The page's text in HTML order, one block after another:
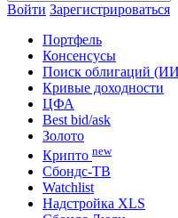
Войти Зарегистрироваться
Портфель
Консенсусы
Поиск облигаций (ИИ)
Кривые доходности
ЦФА
Best bid/ask
Золото
Криптоnew